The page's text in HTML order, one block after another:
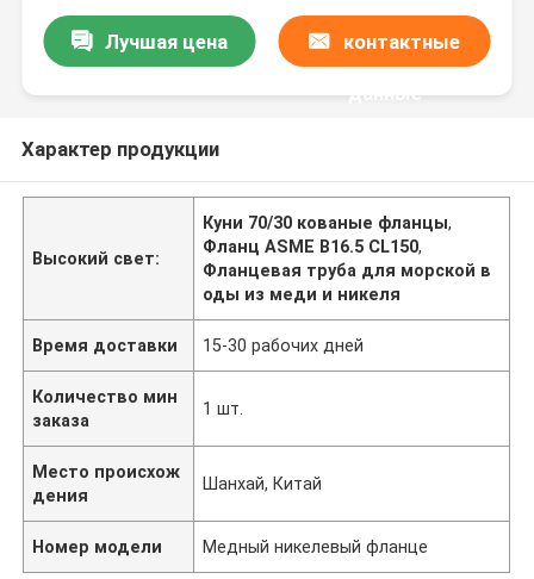
Лучшая цена контактные
данные
Характер продукции
Высокий свет:
Куни 70/30 кованые фланцы,
Фланц ASME B16.5 CL150,
Фланцевая труба для морской в
оды из меди и никеля
Время доставки 15-30 рабочих дней
Количество мин
заказа
1 шт.
Место происхож
дения
Шанхай, Китай
Номер модели Медный никелевый фланце